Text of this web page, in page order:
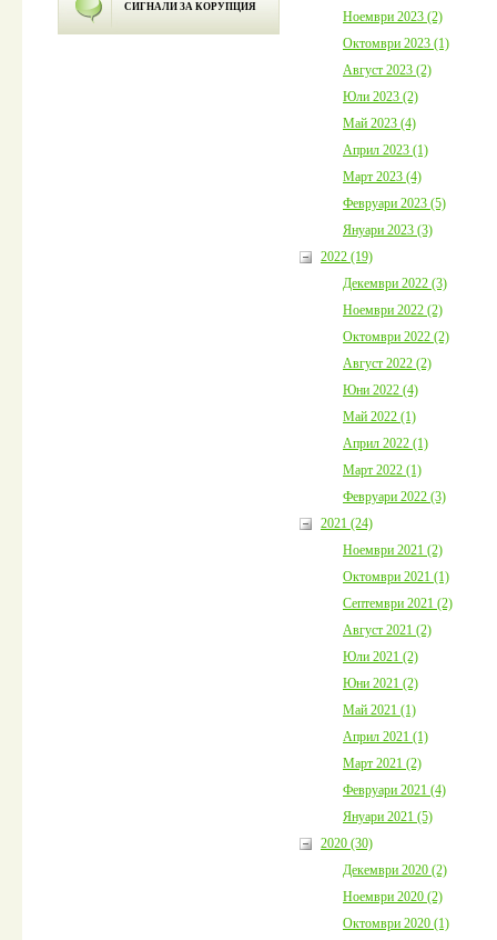
СИГНАЛИ ЗА КОРУПЦИЯ
Ноември 2023 (2)
Октомври 2023 (1)
Август 2023 (2)
Юли 2023 (2)
Май 2023 (4)
Април 2023 (1)
Март 2023 (4)
Февруари 2023 (5)
Януари 2023 (3)
2022 (19)
Декември 2022 (3)
Ноември 2022 (2)
Октомври 2022 (2)
Август 2022 (2)
Юни 2022 (4)
Май 2022 (1)
Април 2022 (1)
Март 2022 (1)
Февруари 2022 (3)
2021 (24)
Ноември 2021 (2)
Октомври 2021 (1)
Септември 2021 (2)
Август 2021 (2)
Юли 2021 (2)
Юни 2021 (2)
Май 2021 (1)
Април 2021 (1)
Март 2021 (2)
Февруари 2021 (4)
Януари 2021 (5)
2020 (30)
Декември 2020 (2)
Ноември 2020 (2)
Октомври 2020 (1)